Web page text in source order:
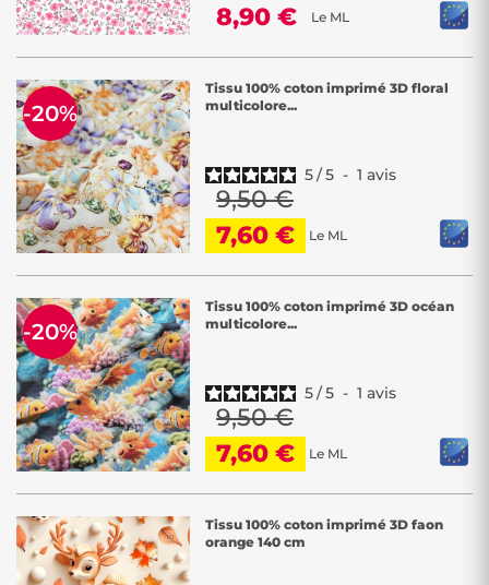
8,90 € Le ML
Tissu 100% coton imprimé 3D floral
multicolore...
5/5 - 1 avis
9,50 €
7,60 €
Le ML
-20%
Tissu 100% coton imprimé 3D océan
multicolore...
5/5 - 1 avis
9,50 €
7,60 €
Le ML
-20%
Tissu 100% coton imprimé 3D faon
orange 140 cm